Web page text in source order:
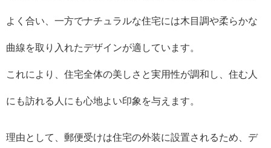
よく合い、一方でナチュラルな住宅には木目調や柔らかな
曲線を取り入れたデザインが適しています。
これにより、住宅全体の美しさと実用性が調和し、住む人
にも訪れる人にも心地よい印象を与えます。
理由として、郵便受けは住宅の外装に設置されるため、デ